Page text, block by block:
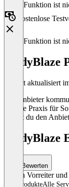
Diese Funktion ist
Kostenlose
Diese Funktion ist
StudyBlaze
Zuletzt aktualisiert
Der Anbieter
übliche Praxis für
kannst du den
Bewerten
Sei ein Vorreiter
Alle ProdukteAlle